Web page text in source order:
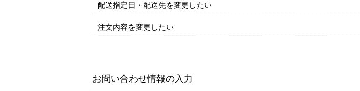
配送指定日・配送先を変更したい
注文内容を変更したい
お問い合わせ情報の入力